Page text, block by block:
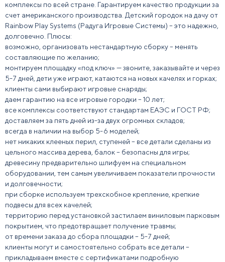
комплексы по всей стране. Гарантируем качество продукции за
счет американского производства. Детский городок на дачу от
Rainbow Play Systems (Радуга Игровые Системы) – это надежно,
долговечно. Плюсы:
возможно, организовать нестандартную сборку – менять
составляющие по желанию;
монтируем площадку «под ключ» — звоните, заказывайте и через
5-7 дней, дети уже играют, катаются на новых качелях и горках;
клиенты сами выбирают игровые снаряды;
даем гарантию на все игровые городки – 10 лет;
все комплексы соответствуют стандартам ЕАЭС и ГОСТ РФ;
доставляем за пять дней из-за двух огромных складов;
всегда в наличии на выбор 5-6 моделей;
нет никаких клееных перил, ступеней – все детали сделаны из
цельного массива дерева, балок – безопасны для игры;
древесину предварительно шлифуем на специальном
оборудовании, тем самым увеличиваем показатели прочности
и долговечности;
при сборке используем трехскобное крепление, крепкие
подвесы для всех качелей;
территорию перед установкой застилаем виниловым парковым
покрытием, что предотвращает получение травмы;
от времени заказа до сбора площадки – 5-7 дней;
клиенты могут и самостоятельно собрать все детали –
прикладываем вместе с сертификатами подробную